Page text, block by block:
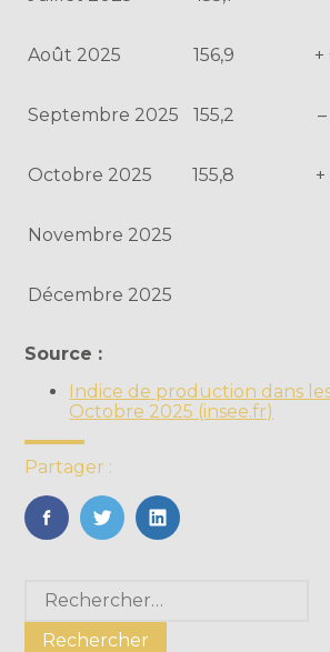
Août 2025 156,9 +
Septembre 2025 155,2 –
Octobre 2025 155,8 +
Novembre 2025
Décembre 2025
Source :
Indice de production dans
Octobre 2025 (insee.fr)
Partager :
FaceBook
TwitterLinkedIn
Blog
sidebar
Rechercher :